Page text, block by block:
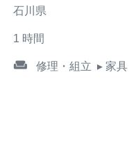
石川県
1 時間
weekend 修理・組立 ▸ 家具